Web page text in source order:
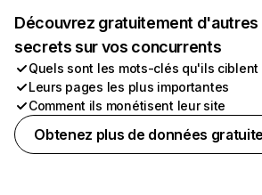
Découvrez gratuitement d'autres
secrets sur vos concurrents
Quels sont les mots-clés qu'ils ciblent
Leurs pages les plus importantes
Comment ils monétisent leur site
Obtenez plus de données